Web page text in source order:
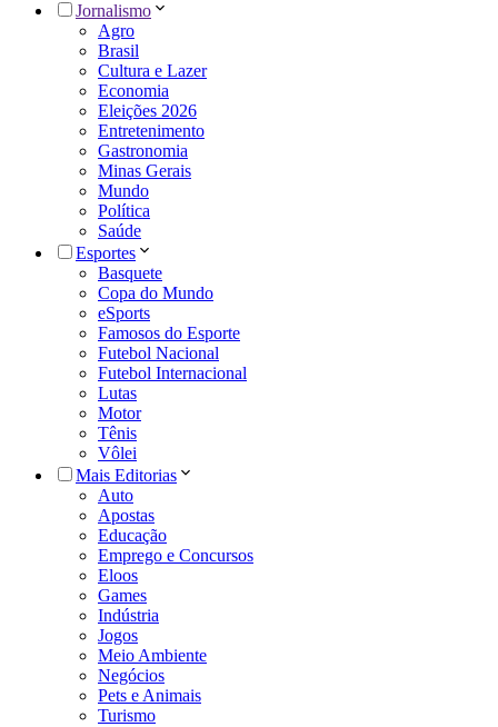
Jornalismo
Agro
Brasil
Cultura e Lazer
Economia
Eleições 2026
Entretenimento
Gastronomia
Minas Gerais
Mundo
Política
Saúde
Esportes
Basquete
Copa do Mundo
eSports
Famosos do Esporte
Futebol Nacional
Futebol Internacional
Lutas
Motor
Tênis
Vôlei
Mais Editorias
Auto
Apostas
Educação
Emprego e Concursos
Eloos
Games
Indústria
Jogos
Meio Ambiente
Negócios
Pets e Animais
Turismo